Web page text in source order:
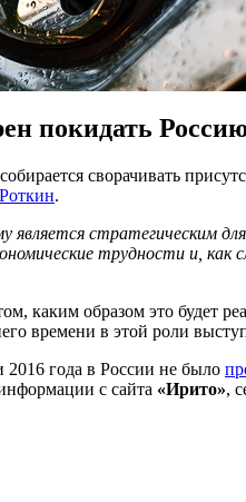
покидать
сворачивать
.
является стратегическим для
трудности и, как
каким образом это будет
времени в этой роли
2016 года в России не было
с сайта «Ирито»,